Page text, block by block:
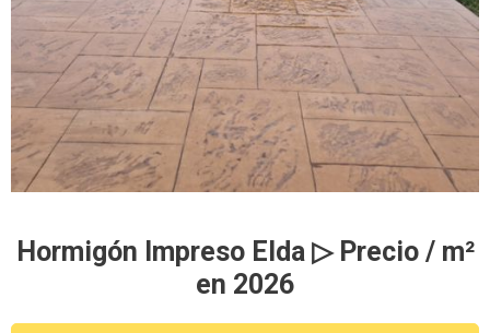
Hormigón Impreso Elda ▷ Precio / m²
en 2026